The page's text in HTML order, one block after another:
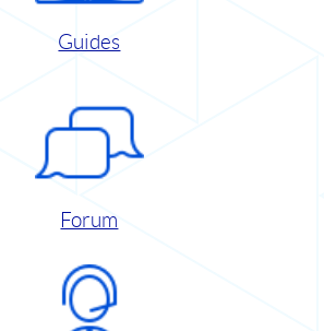
Guides
Forum